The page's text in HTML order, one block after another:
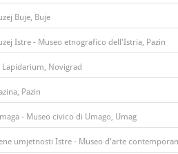
Buje, Buje
Istre - Museo etnografico dell'Istria, Pazin
Lapidarium, Novigrad
Pazin
- Museo civico di Umago, Umag
umjetnosti Istre - Museo d'arte